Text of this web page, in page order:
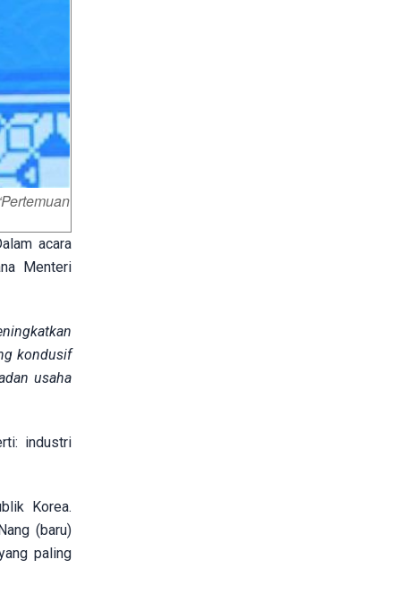
acara
Menteri
kondusif
usaha
industri
Korea.
(baru)
paling